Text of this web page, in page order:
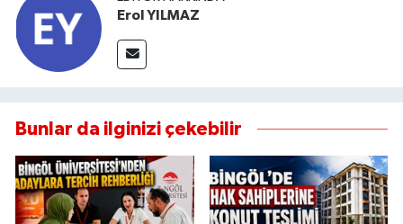
Erol YILMAZ
Bunlar da ilginizi çekebilir